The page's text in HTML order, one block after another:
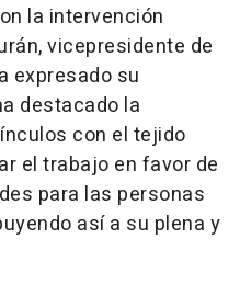
la intervención
vicepresidente de
expresado su
destacado la
con el tejido
el trabajo en favor de
para las personas
así a su plena y